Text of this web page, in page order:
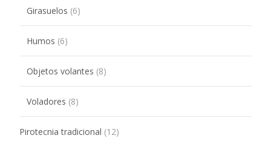
Girasuelos (6)
Humos (6)
Objetos volantes (8)
Voladores (8)
Pirotecnia tradicional (12)